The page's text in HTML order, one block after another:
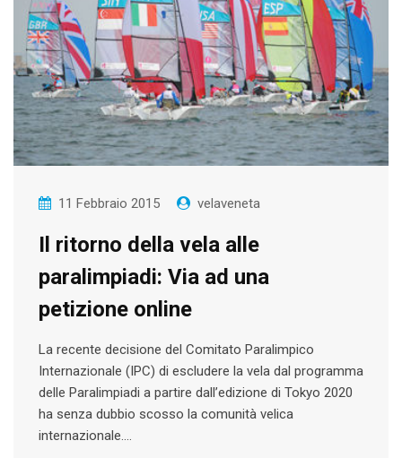
11 Febbraio 2015 velaveneta
Il ritorno della vela alle
paralimpiadi: Via ad una
petizione online
La recente decisione del Comitato Paralimpico
Internazionale (IPC) di escludere la vela dal programma
delle Paralimpiadi a partire dall’edizione di Tokyo 2020
ha senza dubbio scosso la comunità velica
internazionale.…